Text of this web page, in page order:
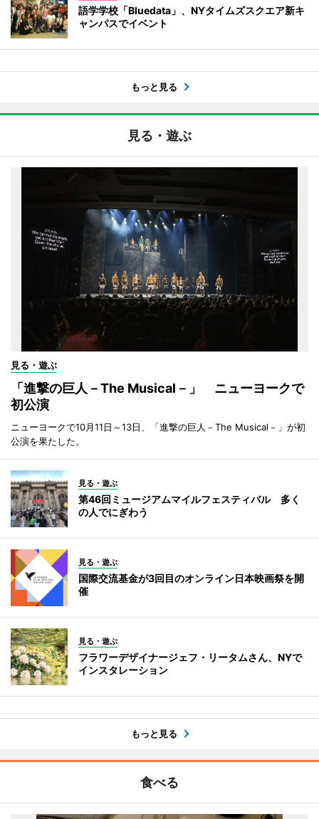
語学学校「Bluedata」、NYタイムズスクエア新キ
ャンパスでイベント
もっと見る
見る・遊ぶ
見る・遊ぶ
「進撃の巨人－The Musical－」 ニューヨークで
初公演
ニューヨークで10月11日～13日、「進撃の巨人－The Musical－」が初
公演を果たした。
見る・遊ぶ
第46回ミュージアムマイルフェスティバル 多く
の人でにぎわう
見る・遊ぶ
国際交流基金が3回目のオンライン日本映画祭を開
催
見る・遊ぶ
フラワーデザイナージェフ・リータムさん、NYで
インスタレーション
もっと見る
食べる